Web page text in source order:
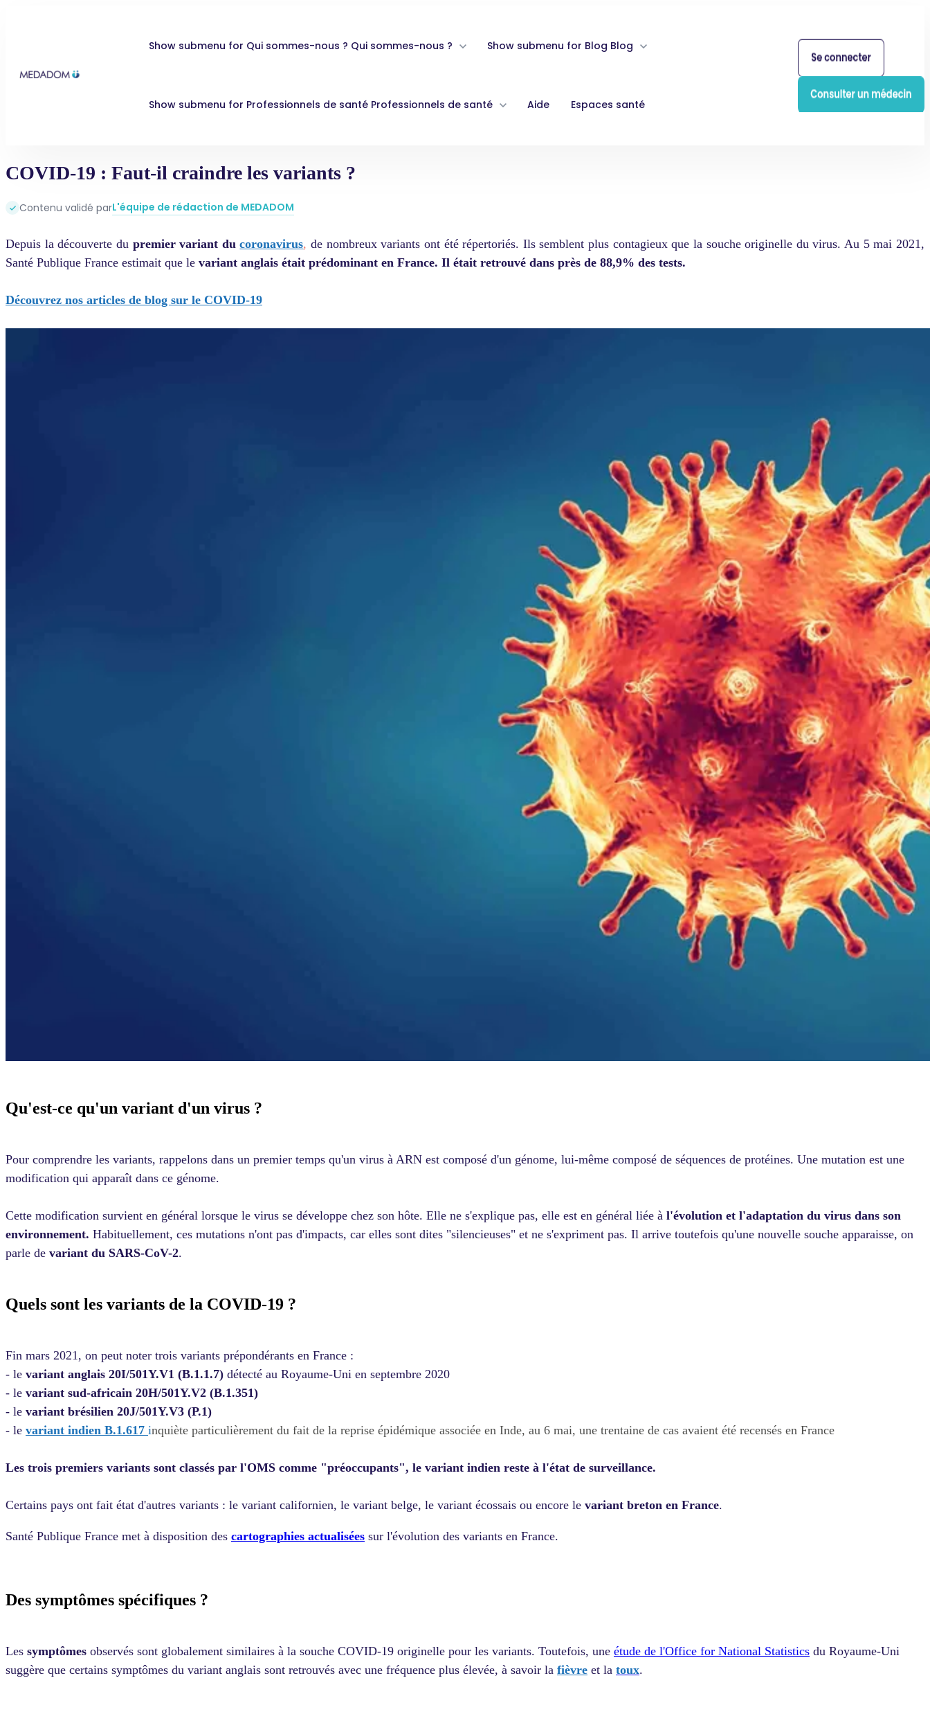
Show submenu for Qui sommes-nous ? Qui sommes-nous ? Show submenu for Blog Blog
Show submenu for Professionnels de santé Professionnels de santé Aide Espaces santé
COVID-19 : Faut-il craindre les variants ?
Contenu validé parL'équipe de rédaction de MEDADOM
Depuis la découverte du premier variant ducoronavirus, de nombreux variants ont été répertoriés. Ils semblent plus contagieux que la souche originelle du virus. Au 5 mai 2021,
Santé Publique France estimait que le variant anglais était prédominant en France. Il était retrouvé dans près de 88,9% des tests.
Découvrez nos articles de blog sur le COVID-19
Qu'est-ce qu'un variant d'un virus ?
Pour comprendre les variants, rappelons dans un premier temps qu'un virus à ARN est composé d'un génome, lui-même composé de séquences de protéines. Une mutation est une
modification qui apparaît dans ce génome.
Cette modification survient en général lorsque le virus se développe chez son hôte. Elle ne s'explique pas, elle est en général liée à l'évolution et l'adaptation du virus dans son
environnement. Habituellement, ces mutations n'ont pas d'impacts, car elles sont dites "silencieuses" et ne s'expriment pas. Il arrive toutefois qu'une nouvelle souche apparaisse, on
parle de variant du SARS-CoV-2.
Quels sont les variants de la COVID-19 ?
Fin mars 2021, on peut noter trois variants prépondérants en France :
- le variant anglais 20I/501Y.V1 (B.1.1.7) détecté au Royaume-Uni en septembre 2020
- le variant sud-africain 20H/501Y.V2 (B.1.351)
- le variant brésilien 20J/501Y.V3 (P.1)
- le variant indien B.1.617 inquiète particulièrement du fait de la reprise épidémique associée en Inde, au 6 mai, une trentaine de cas avaient été recensés en France
Les trois premiers variants sont classés par l'OMS comme "préoccupants", le variant indien reste à l'état de surveillance.
Certains pays ont fait état d'autres variants : le variant californien, le variant belge, le variant écossais ou encore le variant breton en France.
Santé Publique France met à disposition des cartographies actualisées sur l'évolution des variants en France.
Des symptômes spécifiques ?
Les symptômes observés sont globalement similaires à la souche COVID-19 originelle pour les variants. Toutefois, une étude de l'Office for National Statistics du Royaume-Uni
suggère que certains symptômes du variant anglais sont retrouvés avec une fréquence plus élevée, à savoir la fièvre et la toux.